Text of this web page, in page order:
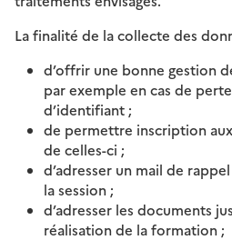
La finalité de la collecte des
d’offrir une bonne gestion
par exemple en cas de
d’identifiant ;
de permettre inscription
de celles-ci ;
d’adresser un mail de
la session ;
d’adresser les documents
réalisation de la formation ;